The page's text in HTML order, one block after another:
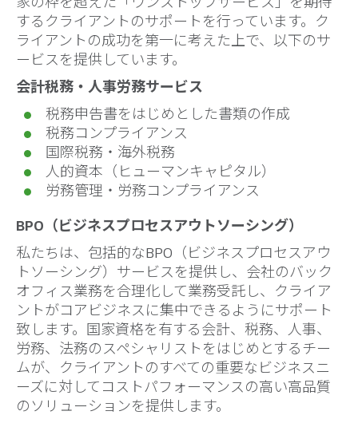
するクライアントのサポートを行っています。ク
ライアントの成功を第一に考えた上で、以下のサ
ービスを提供しています。
会計税務・人事労務サービス
税務申告書をはじめとした書類の作成
税務コンプライアンス
国際税務・海外税務
人的資本（ヒューマンキャピタル）
労務管理・労務コンプライアンス
BPO（ビジネスプロセスアウトソーシング）
私たちは、包括的なBPO（ビジネスプロセスアウ
トソーシング）サービスを提供し、会社のバック
オフィス業務を合理化して業務受託し、クライア
ントがコアビジネスに集中できるようにサポート
致します。国家資格を有する会計、税務、人事、
労務、法務のスペシャリストをはじめとするチー
ムが、クライアントのすべての重要なビジネスニ
ーズに対してコストパフォーマンスの高い高品質
のソリューションを提供します。